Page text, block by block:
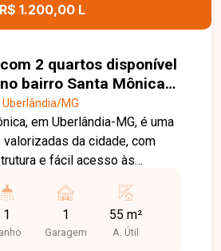
R$ 1.200,00 L
2 quartos disponível
bairro Santa Mônica
MG
MG
em Uberlândia-MG, é uma
da cidade, com
e fácil acesso às
farmácias, restaurantes
oferece praticidade,
Apartamento
1 1
Garagem
55 m²
A. Útil